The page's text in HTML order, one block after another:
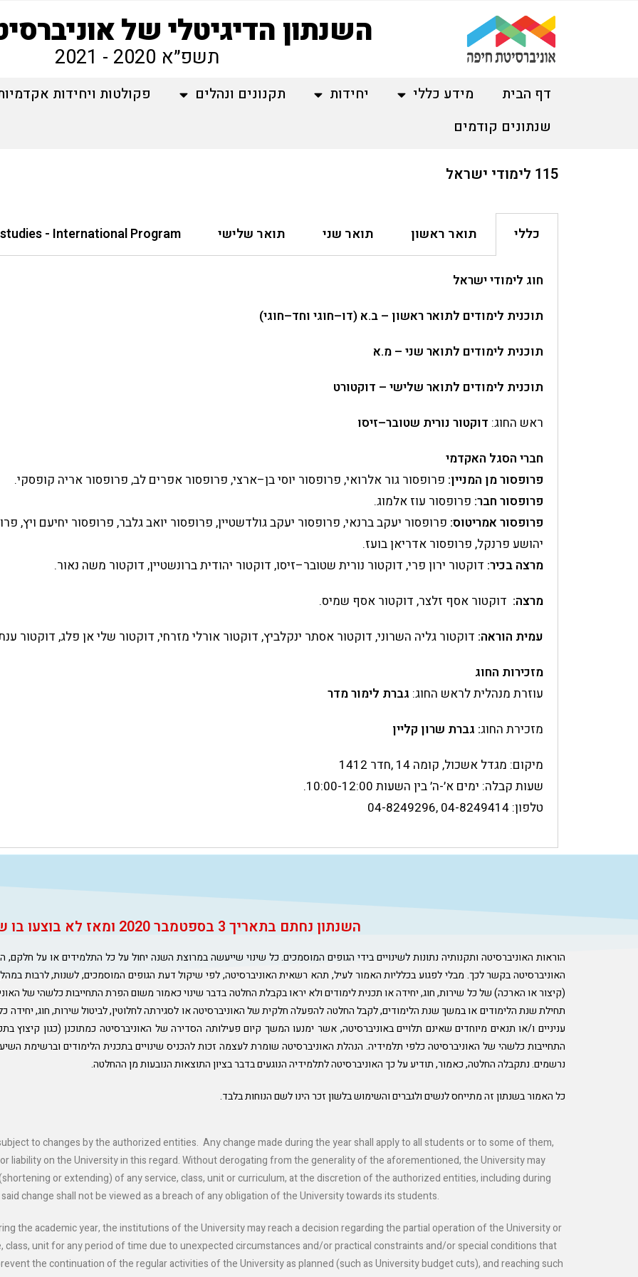
השנתון הדיגיטלי של
תשפ״א 2020 - 2021
דף הבית מידע כללי יחידות תקנונים ונהלים פקולטות ויחידות
שנתונים קודמים
115 לימודי ישראל
כללי תואר ראשון תואר שני תואר שלישי - International Program
חוג לימודי ישראל
תוכנית לימודים לתואר ראשון – ב.א (דו–חוגי וחד–חוגי)
תוכנית לימודים לתואר שני – מ.א
תוכנית לימודים לתואר שלישי – דוקטורט
ראש החוג: דוקטור נורית שטובר–זיסו
חברי הסגל האקדמי
פרופסור מן המניין: פרופסור גור אלרואי, פרופסור יוסי בן–ארצי, פרופסור אפרים לב, פרופסור אריה קופסקי.
פרופסור חבר: פרופסור עוז אלמוג.
פרופסור אמריטוס: פרופסור יעקב ברנאי, פרופסור יעקב גולדשטיין, פרופסור יואב גלבר, פרופסור יחיעם ויץ,
יהושע פרנקל, פרופסור אדריאן בועז.
מרצה בכיר: דוקטור ירון פרי, דוקטור נורית שטובר–זיסו, דוקטור יהודית ברונשטיין, דוקטור משה נאור.
מרצה: דוקטור אסף זלצר, דוקטור אסף שמיס.
עמית הוראה: דוקטור גליה השרוני, דוקטור אסתר ינקלביץ, דוקטור אורלי מזרחי, דוקטור שלי אן פלג, דוקטור
מזכירות החוג
עוזרת מנהלית לראש החוג: גברת לימור מדר
מזכירת החוג: גברת שרון קליין
מיקום: מגדל אשכול, קומה 14 ,חדר 1412
שעות קבלה: ימים א׳-ה׳ בין השעות 10:00-12:00.
טלפון: 04-8249414 ,04-8249296
השנתון נחתם בתאריך 3 בספטמבר 2020 ומאז לא בוצעו בו שינויים.
הוראות האוניברסיטה ותקנותיה נתונות לשינויים בידי הגופים המוסמכים. כל שינוי שייעשה במרוצת השנה יחול על כל התלמידים או על
האוניברסיטה בקשר לכך. מבלי לפגוע בכלליות האמור לעיל, תהא רשאית האוניברסיטה, לפי שיקול דעת הגופים המוסמכים, לשנות, לרבות
(קיצור או הארכה) של כל שירות, חוג, יחידה או תכנית לימודים ולא יראו בקבלת החלטה בדבר שינוי כאמור משום הפרת התחייבות כלשהי של
תחילת שנת הלימודים או במשך שנת הלימודים, לקבל החלטה להפעלה חלקית של האוניברסיטה או לסגירתה לחלוטין, לביטול שירות, חוג,
עניניים ו/או תנאים מיוחדים שאינם תלויים באוניברסיטה, אשר ימנעו המשך קיום פעילותה הסדירה של האוניברסיטה כמתוכנן (כגון
התחייבות כלשהי של האוניברסיטה כלפי תלמידיה. הנהלת האוניברסיטה שומרת לעצמה זכות להכניס שינויים בתכנית הלימודים וברשימת
נרשמים. נתקבלה החלטה, כאמור, תודיע על כך האוניברסיטה לתלמידיה הנוגעים בדבר בציון התוצאות הנובעות מן ההחלטה.
כל האמור בשנתון זה מתייחס לנשים ולגברים והשימוש בלשון זכר הינו לשם הנוחות בלבד.
to changes by the authorized entities. Any change made during the year shall apply to all students or to some of them,
liability on the University in this regard. Without derogating from the generality of the aforementioned, the University may
or extending) of any service, class, unit or curriculum, at the discretion of the authorized entities, including during
change shall not be viewed as a breach of any obligation of the University towards its students.
the academic year, the institutions of the University may reach a decision regarding the partial operation of the University or
unit for any period of time due to unexpected circumstances and/or practical constraints and/or special conditions that
the continuation of the regular activities of the University as planned (such as University budget cuts), and reaching such